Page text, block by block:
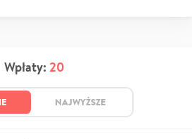
Wpłaty: 20
NAJWYŻSZE